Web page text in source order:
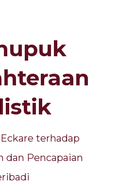
terhadap
dan Pencapaian